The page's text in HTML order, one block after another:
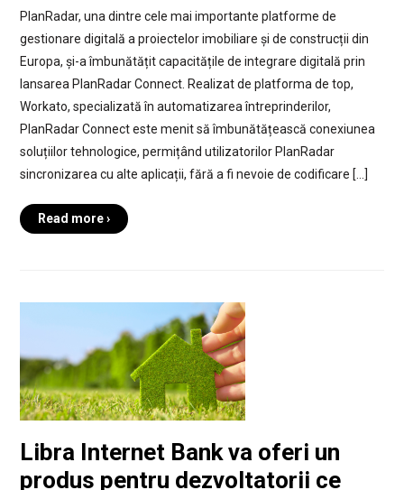
PlanRadar, una dintre cele mai importante platforme de
gestionare digitală a proiectelor imobiliare și de construcții din
Europa, și-a îmbunătățit capacitățile de integrare digitală prin
lansarea PlanRadar Connect. Realizat de platforma de top,
Workato, specializată în automatizarea întreprinderilor,
PlanRadar Connect este menit să îmbunătățească conexiunea
soluțiilor tehnologice, permițând utilizatorilor PlanRadar
sincronizarea cu alte aplicații, fără a fi nevoie de codificare […]
Read more ›
Libra Internet Bank va oferi un
produs pentru dezvoltatorii ce